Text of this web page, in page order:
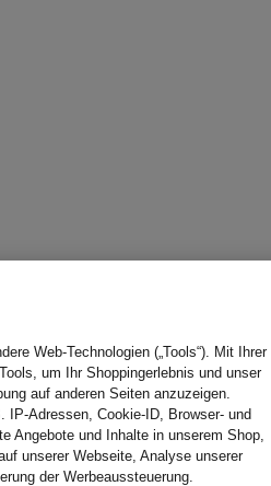
Web-Technologien („Tools“). Mit Ihrer
um Ihr Shoppingerlebnis und unser
auf anderen Seiten anzuzeigen.
IP-Adressen, Cookie-ID, Browser- und
Angebote und Inhalte in unserem Shop,
unserer Webseite, Analyse unserer
der Werbeaussteuerung.